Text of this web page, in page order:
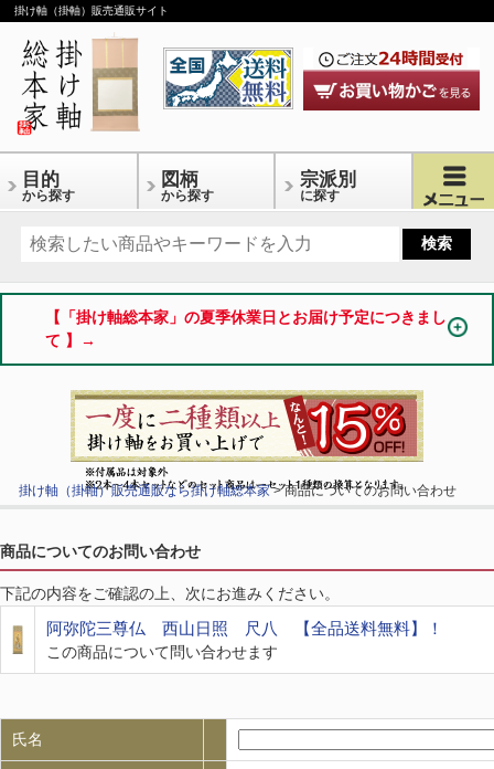
掛け軸（掛軸）販売通販サイト
目的
から探す
図柄
から探す
宗派別
に探す
【「掛け軸総本家」の夏季休業日とお届け予定につきまし
て 】→
掛け軸（掛軸）販売通販なら掛け軸総本家> 商品についてのお問い合わせ
商品についてのお問い合わせ
下記の内容をご確認の上、次にお進みください。
阿弥陀三尊仏 西山日照 尺八 【全品送料無料】！
この商品について問い合わせます
氏名